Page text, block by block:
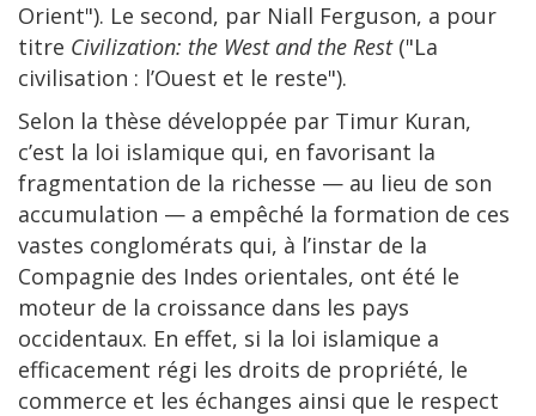
Orient"). Le second, par Niall Ferguson, a pour
titre Civilization: the West and the Rest("La
civilisation : l’Ouest et le reste").
Selon la thèse développée par Timur Kuran,
c’est la loi islamique qui, en favorisant la
fragmentation de la richesse — au lieu de son
accumulation — a empêché la formation de ces
vastes conglomérats qui, à l’instar de la
Compagnie des Indes orientales, ont été le
moteur de la croissance dans les pays
occidentaux. En effet, si la loi islamique a
efficacement régi les droits de propriété, le
commerce et les échanges ainsi que le respect